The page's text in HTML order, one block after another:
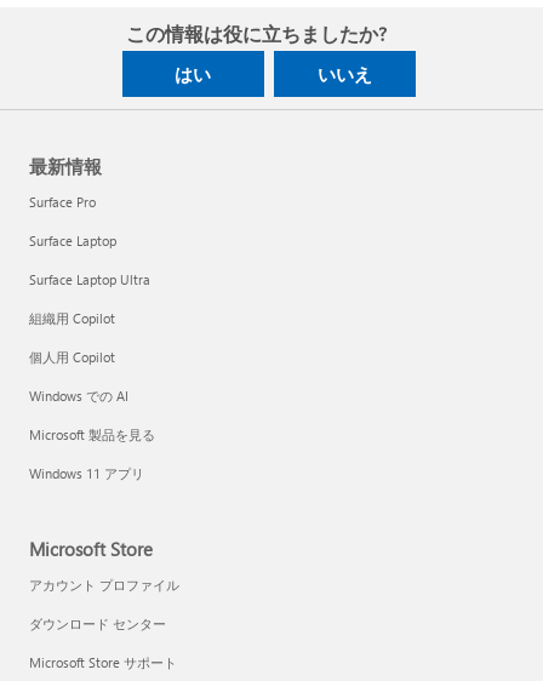
この情報は役に立ちましたか?
はい いいえ
最新情報
Surface Pro
Surface Laptop
Surface Laptop Ultra
組織用 Copilot
個人用 Copilot
Windows での AI
Microsoft 製品を見る
Windows 11 アプリ
Microsoft Store
アカウント プロファイル
ダウンロード センター
Microsoft Store サポート